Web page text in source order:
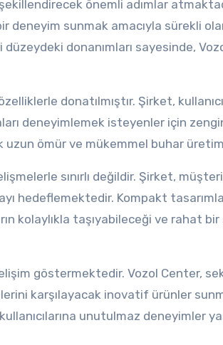
önemli adımlar
deneyim sunmak amacıyla sürekli
donanımları sayesinde,
donatılmıştır. Şirket,
deneyimlemek isteyenler için
ömür ve mükemmel buhar
sınırlı değildir. Şirket,
hedeflemektedir. Kompakt
kolaylıkla taşıyabileceği ve rahat
göstermektedir. Vozol Center,
karşılayacak inovatif ürünler
unutulmaz deneyimler